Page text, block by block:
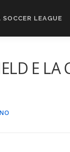
SOCCER LEAGUE
E